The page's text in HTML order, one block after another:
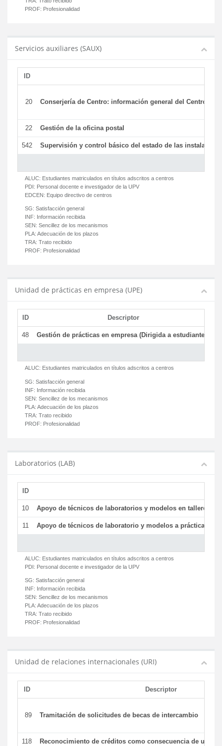
PROF: Profesionalidad
Servicios auxiliares (SAUX)
ID
20 Conserjería de Centro: información general del Centro y
22 Gestión de la oficina postal
542 Supervisión y control básico del estado de las
ALUC: Estudiantes matriculados en títulos adscritos a centros
PDI: Personal docente e investigador de la UPV
EDCEN: Equipo directivo de centros
SG: Satisfacción general
INF: Información recibida
SEN: Sencillez de los mecanismos
PLA: Adecuación de los plazos
TRA: Trato recibido
PROF: Profesionalidad
Unidad de prácticas en empresa (UPE)
ID Descriptor
48 Gestión de prácticas en empresa (Dirigida a estudiantes)
ALUC: Estudiantes matriculados en títulos adscritos a centros
SG: Satisfacción general
INF: Información recibida
SEN: Sencillez de los mecanismos
PLA: Adecuación de los plazos
TRA: Trato recibido
PROF: Profesionalidad
Laboratorios (LAB)
ID
10 Apoyo de técnicos de laboratorios y modelos en talleres/
11 Apoyo de técnicos de laboratorio y modelos a prácticas y
ALUC: Estudiantes matriculados en títulos adscritos a centros
PDI: Personal docente e investigador de la UPV
SG: Satisfacción general
INF: Información recibida
SEN: Sencillez de los mecanismos
PLA: Adecuación de los plazos
TRA: Trato recibido
PROF: Profesionalidad
Unidad de relaciones internacionales (URI)
ID Descriptor
89 Tramitación de solicitudes de becas de intercambio
118 Reconocimiento de créditos como consecuencia de un